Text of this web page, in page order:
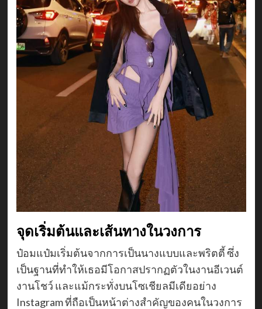
จุดเริ่มต้นและเส้นทางในวงการ
ป๋อมแป๋มเริ่มต้นจากการเป็นนางแบบและพริตตี้ ซึ่ง
เป็นฐานที่ทำให้เธอมีโอกาสปรากฏตัวในงานอีเวนต์
งานโชว์ และแม้กระทั่งบนโซเชียลมีเดียอย่าง
Instagram ที่ถือเป็นหน้าต่างสำคัญของคนในวงการ